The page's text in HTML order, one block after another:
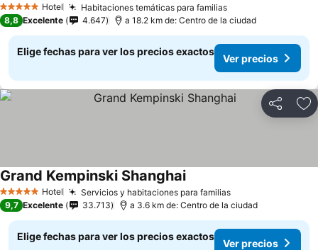
5 Estrellas Hotel Habitaciones temáticas para familias
8,8 Excelente 4.647 a 18.2 km de: Centro de la ciudad
Elige fechas para ver los precios exactos
Ver precios
Compartir
5 Estrellas Hotel Servicios y habitaciones para familias
Grand Kempinski Shanghai
9,7 Excelente 33.713 a 3.6 km de: Centro de la ciudad
Elige fechas para ver los precios exactos
Ver precios